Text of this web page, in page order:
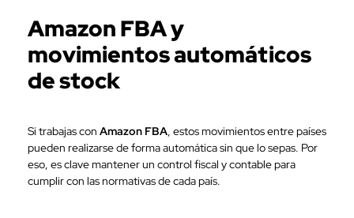
Amazon FBA y
movimientos automáticos
de stock
Si trabajas con Amazon FBA, estos movimientos entre países
pueden realizarse de forma automática sin que lo sepas. Por
eso, es clave mantener un control fiscal y contable para
cumplir con las normativas de cada país.